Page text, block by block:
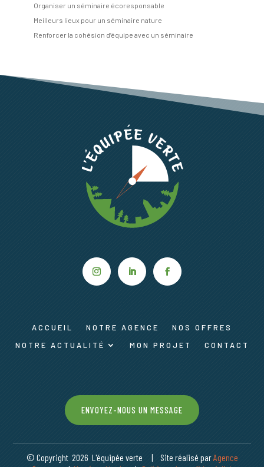
Organiser un séminaire écoresponsable
Meilleurs lieux pour un séminaire nature
Renforcer la cohésion d’équipe avec un séminaire
ACCUEIL NOTRE AGENCE
NOS OFFRES
NOTRE ACTUALITÉ
MON PROJET CONTACT
ENVOYEZ-NOUS UN MESSAGE
© Copyright 2026 L'équipée verte | Site réalisé parAgence